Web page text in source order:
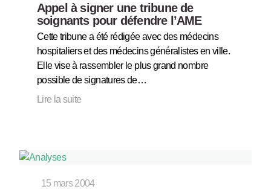
Appel à signer une tribune de
soignants pour défendre l’AME
Cette tribune a été rédigée avec des médecins
hospitaliers et des médecins généralistes en ville.
Elle vise à rassembler le plus grand nombre
possible de signatures de…
Lire la suite
15 mars 2004